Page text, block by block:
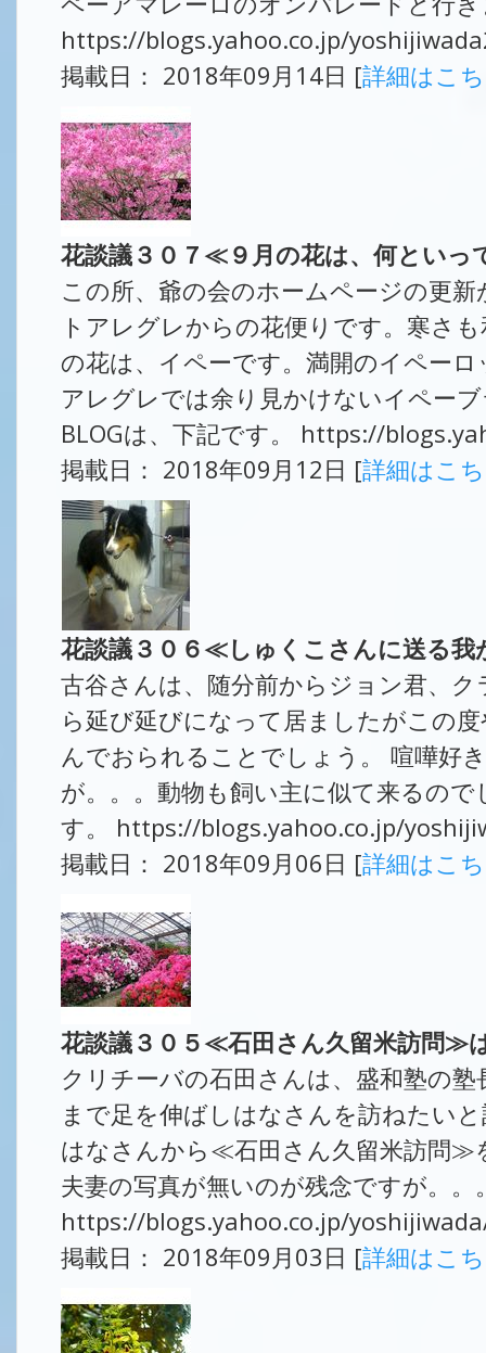
https://blogs.yahoo.co.jp/
掲載日： 2018年09月14日 [詳細はこ
花談議３０７≪９月の花は、何とい
この所、爺の会のホームページの更
トアレグレからの花便りです。寒さ
の花は、イペーです。満開のイペー
アレグレでは余り見かけないイペー
BLOGは、下記です。 https://
掲載日： 2018年09月12日 [詳細はこ
花談議３０６≪しゅくこさんに送る
古谷さんは、随分前からジョン君、
ら延び延びになって居ましたがこの
んでおられることでしょう。 喧嘩好
が。。。動物も飼い主に似て来るの
す。 https://blogs.yahoo.co.jp/
掲載日： 2018年09月06日 [詳細はこ
花談議３０５≪石田さん久留米訪問
クリチーバの石田さんは、盛和塾の
まで足を伸ばしはなさんを訪ねたい
はなさんから≪石田さん久留米訪問≫
夫妻の写真が無いのが残念ですが。
https://blogs.yahoo.co.jp/
掲載日： 2018年09月03日 [詳細はこ